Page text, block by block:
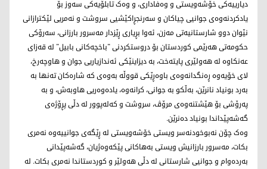
دیارییەکی خۆشەویستی و وەفاداری، و وەک تابلۆیەکی سەوز بۆ
یادکردنەوەی جوانیی چیاکان و سەرنجڕاکێشیی سروشت و نەمریی لێکترازانی
نێوان دوو شارستانیەتی مەزن، ئەوا بڕیاری ڕێزدار مەسرور بارزانی، سەرۆکی
حکومەتی هەرێمی کوردستان بۆ دروستکردنی "باخچەکانی بابیل" لە قەزای
عەنکاوە لە هەولێری پایتەخت، بە دیزاینێکی ئەندازیاریی جوان و هاوچەرخ،
لای خۆیەوە ڕەنگدانەوەی باوەڕێکی قووڵە بەوەی کە شارەکان تەنها بە
بەرد بونیاد نانرێن، بەڵکو بە جوانی، کرانەوە، یادەوەریی هاوبەش، و بە
پەرۆشی بۆ هێشتنەوەی مرۆڤ، سروشت و کەلەپوور لە دڵی پڕۆژەی
گەشەپێداندا بونیاد دەنرێن.
وەک چۆن نەبوخودنەسر ویستی خۆشەویستی لە ڕێگەی جوانییەوە نەمری
بکات، مەسرور بارزانیش ویستی بەهاکانی پێکەوەژیان، گەشەپێدانی
بەردەوام و جوانیی شارستانی لە دڵی هەولێر و کوردستاندا نەمری بکات. لە